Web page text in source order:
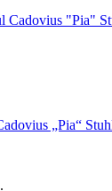
„Pia“